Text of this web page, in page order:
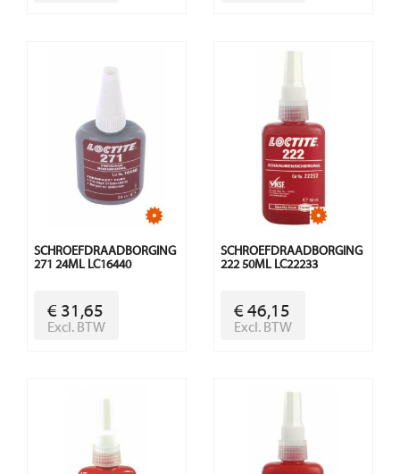
SCHROEFDRAADBORGING
271 24ML LC16440
€ 31,65
Excl. BTW
SCHROEFDRAADBORGING
222 50ML LC22233
€ 46,15
Excl. BTW